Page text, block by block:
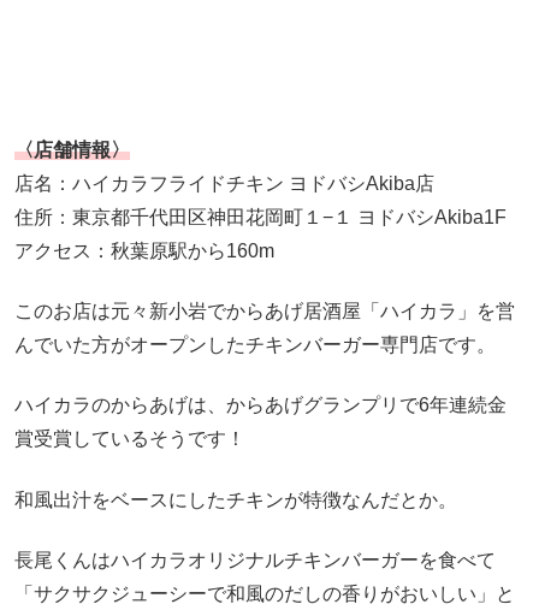
〈店舗情報〉
店名：ハイカラフライドチキン ヨドバシAkiba店
住所：東京都千代田区神田花岡町１−１ ヨドバシAkiba1F
アクセス：秋葉原駅から160m
このお店は元々新小岩でからあげ居酒屋「ハイカラ」を営
んでいた方がオープンしたチキンバーガー専門店です。
ハイカラのからあげは、からあげグランプリで6年連続金
賞受賞しているそうです！
和風出汁をベースにしたチキンが特徴なんだとか。
長尾くんはハイカラオリジナルチキンバーガーを食べて
「サクサクジューシーで和風のだしの香りがおいしい」と